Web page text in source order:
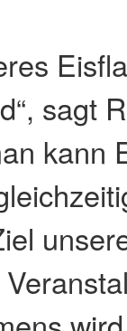
sagt
kann